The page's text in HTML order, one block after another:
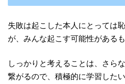
失敗は起こした本人にとっては
が、みんな起こす可能性があるも
しっかりと考えることは、さら
繋がるので、積極的に学習したい